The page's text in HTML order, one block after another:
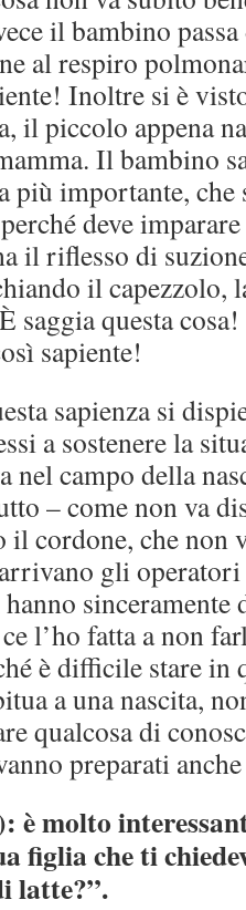
il bambino
al respiro
Inoltre si è
il piccolo appena
Il bambino
più importante,
deve
il riflesso di
il capezzolo,
saggia questa
sapiente!
sapienza si
a sostenere la
nel campo della
– come non va
il cordone, che non
gli operatori
sinceramente
l’ho fatta a non
è difficile stare in
a una nascita,
qualcosa di
preparati
è molto
figlia che ti
latte?”.